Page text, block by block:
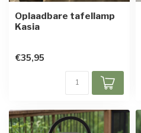
Oplaadbare tafellamp
Kasia
€35,95